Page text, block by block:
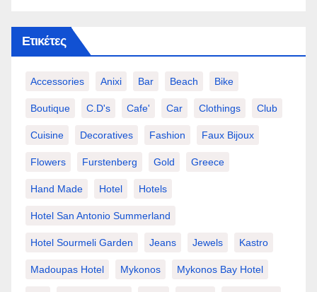
Ετικέτες
Accessories Anixi Bar Beach Bike
Boutique C.d's Cafe' Car Clothings Club
Cuisine Decoratives Fashion Faux Bijoux
Flowers Furstenberg Gold Greece
Hand Made Hotel Hotels
Hotel San Antonio Summerland
Hotel Sourmeli Garden Jeans Jewels Kastro
Madoupas Hotel Mykonos Mykonos Bay Hotel